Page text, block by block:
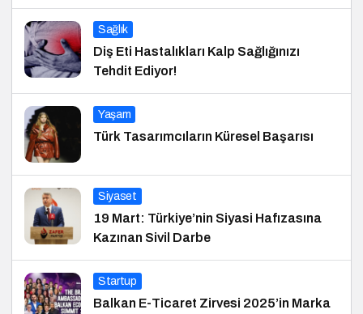
Sağlık
Diş Eti Hastalıkları Kalp Sağlığınızı
Tehdit Ediyor!
Yaşam
Türk Tasarımcıların Küresel Başarısı
Siyaset
19 Mart: Türkiye’nin Siyasi Hafızasına
Kazınan Sivil Darbe
Startup
Balkan E-Ticaret Zirvesi 2025’in Marka